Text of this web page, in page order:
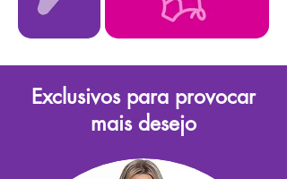
Exclusivos para provocar
mais desejo